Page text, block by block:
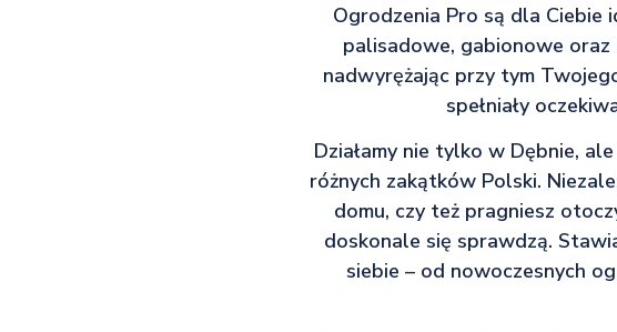
Ogrodzenia Pro są dla Ciebie
palisadowe, gabionowe oraz
nadwyrężając przy tym
spełniały
Działamy nie tylko w Dębnie,
różnych zakątków Polski.
domu, czy też pragniesz
doskonale się sprawdzą.
siebie – od nowoczesnych